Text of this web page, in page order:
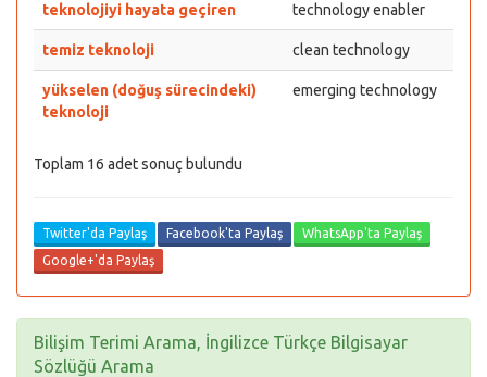
teknolojiyi hayata geçiren technology enabler
temiz teknoloji clean technology
yükselen (doğuş sürecindeki)
teknoloji
emerging technology
Toplam 16 adet sonuç bulundu
Twitter'da Paylaş Facebook'ta Paylaş
WhatsApp'ta Paylaş
Google+'da Paylaş
Bilişim Terimi Arama, İngilizce Türkçe Bilgisayar
Sözlüğü Arama